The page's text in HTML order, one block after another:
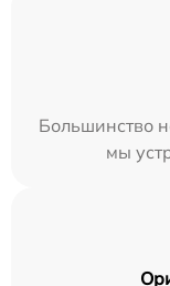
Большинство
мы